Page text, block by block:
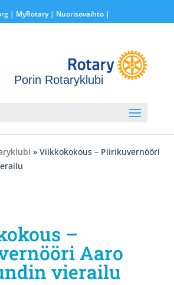
| MyRotary | Nuorisovaihto|
Porin Rotaryklubi
» Viikkokokous – Piirikuvernööri
–
Aaro
vierailu